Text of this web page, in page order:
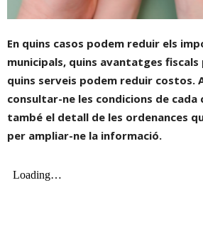
En quins casos podem reduir els
municipals, quins avantatges fiscals
quins serveis podem reduir costos.
consultar-ne les condicions de
també el detall de les ordenances
per ampliar-ne la informació.